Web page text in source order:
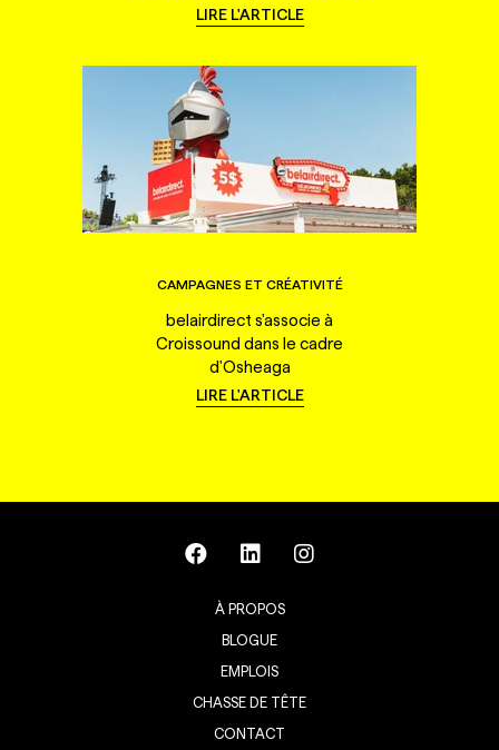
LIRE L'ARTICLE
CAMPAGNES ET CRÉATIVITÉ
belairdirect s'associe à
Croissound dans le cadre
d'Osheaga
LIRE L'ARTICLE
À PROPOS
BLOGUE
EMPLOIS
CHASSE DE TÊTE
CONTACT